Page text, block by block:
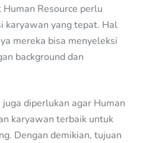
Resource perlu
karyawan yang tepat. Hal
mereka bisa menyeleksi
background dan
diperlukan agar Human
karyawan terbaik untuk
Dengan demikian, tujuan